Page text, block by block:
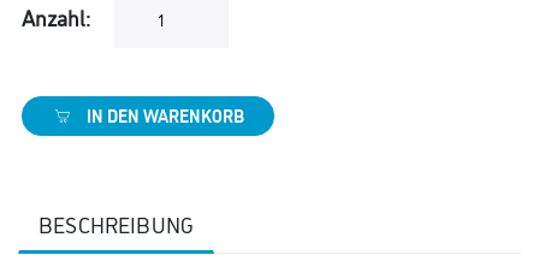
Anzahl:
IN DEN WARENKORB
BESCHREIBUNG